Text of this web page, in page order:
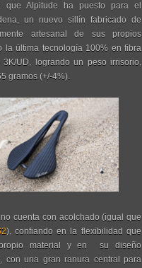
que Alpitude ha puesto para el
un nuevo sillín fabricado de
artesanal de sus propios
la última tecnología 100% en fibra
3K/UD, logrando un peso irrisorio,
gramos (+/-4%).
cuenta con acolchado (igual que
), confiando en la flexibilidad que
material y en su diseño
con una gran ranura central para